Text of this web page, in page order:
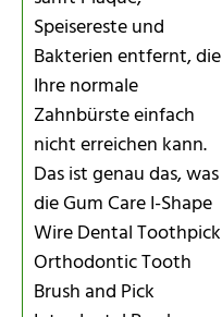
Speisereste und
Bakterien entfernt, die
Ihre normale
Zahnbürste einfach
nicht erreichen kann.
Das ist genau das, was
die Gum Care I-Shape
Wire Dental Toothpick
Orthodontic Tooth
Brush and Pick